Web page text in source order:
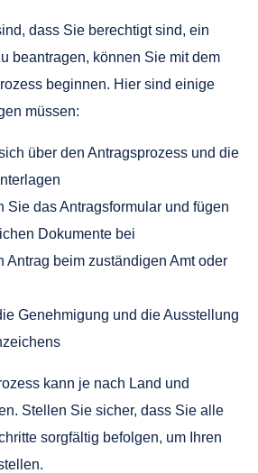
dass Sie berechtigt sind, ein
beantragen, können Sie mit dem
beginnen. Hier sind einige
müssen:
über den Antragsprozess und die
Sie das Antragsformular und fügen
Dokumente bei
Antrag beim zuständigen Amt oder
Genehmigung und die Ausstellung
kann je nach Land und
Stellen Sie sicher, dass Sie alle
sorgfältig befolgen, um Ihren